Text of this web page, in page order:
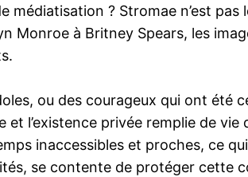
médiatisation ? Stromae n’est
Monroe à Britney Spears, les
ou des courageux qui ont été
et l’existence privée remplie de
inaccessibles et proches, ce
se contente de protéger cette